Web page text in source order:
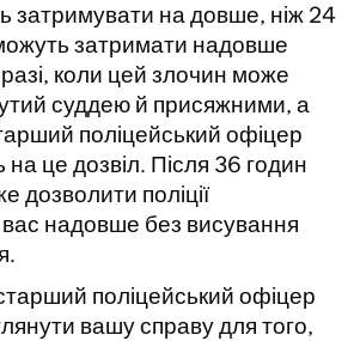
затримувати на довше, ніж 24
затримати надовше
разі, коли цей злочин може
суддею й присяжними, а
поліцейський офіцер
на це дозвіл. Після 36 годин
дозволити поліції
надовше без висування
поліцейський офіцер
вашу справу для того,